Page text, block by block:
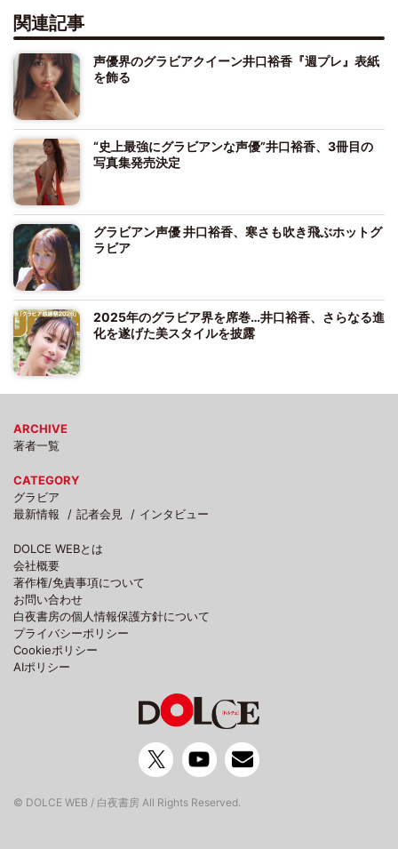
関連記事
声優界のグラビアクイーン井口裕香『週プレ』表紙
を飾る
“史上最強にグラビアンな声優”井口裕香、3冊目の
写真集発売決定
グラビアン声優 井口裕香、寒さも吹き飛ぶホットグ
ラビア
2025年のグラビア界を席巻…井口裕香、さらなる進
化を遂げた美スタイルを披露
ARCHIVE
著者一覧
CATEGORY
グラビア
最新情報
記者会見 インタビュー
DOLCE WEBとは
会社概要
著作権/免責事項について
お問い合わせ
白夜書房の個人情報保護方針について
プライバシーポリシー
Cookieポリシー
AIポリシー
© DOLCE WEB / 白夜書房 All Rights Reserved.